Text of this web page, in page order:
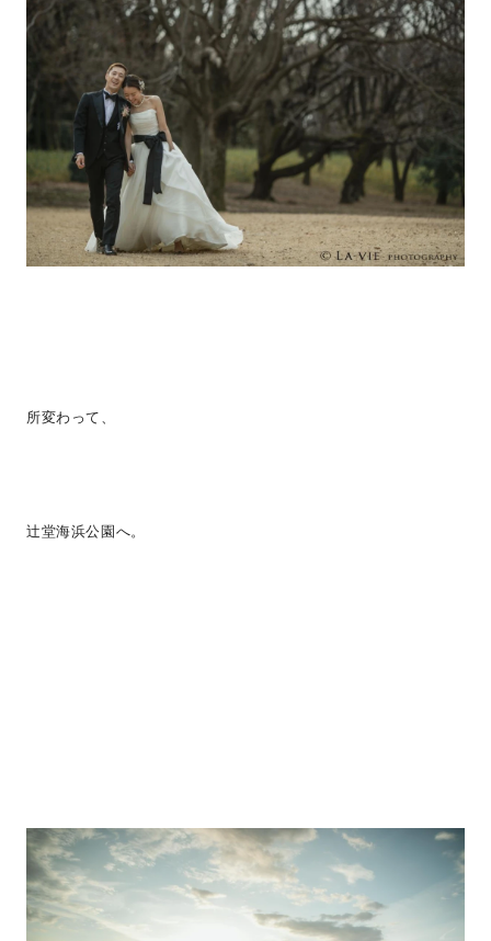
所変わって、
辻堂海浜公園へ。